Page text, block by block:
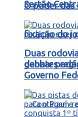
Sertão
fixação do
debates
O poder das
Duas
ganhar
Governo